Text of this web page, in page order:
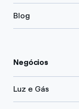
Blog
Negócios
Luz e Gás